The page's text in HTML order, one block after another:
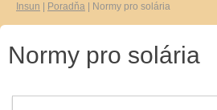
Insun Poradňa Normy pro solária
Normy pro solária